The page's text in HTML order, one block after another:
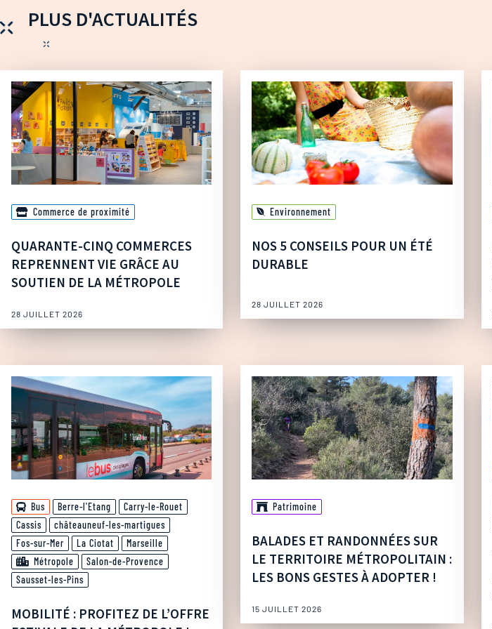
PLUS D'ACTUALITÉS
Commerce de proximité
QUARANTE-CINQ COMMERCES
REPRENNENT VIE GRÂCE AU
SOUTIEN DE LA MÉTROPOLE
28 JUILLET 2026
Environnement
NOS 5 CONSEILS POUR UN ÉTÉ
DURABLE
28 JUILLET 2026
Bus Berre-l'Etang
Carry-le-Rouet
Cassis
châteauneuf-les-martigues
Fos-sur-Mer
La Ciotat
Marseille
Métropole
Salon-de-Provence
Sausset-les-Pins
MOBILITÉ : PROFITEZ DE L’OFFRE
Patrimoine
BALADES ET RANDONNÉES SUR
LE TERRITOIRE MÉTROPOLITAIN :
LES BONS GESTES À ADOPTER !
15 JUILLET 2026